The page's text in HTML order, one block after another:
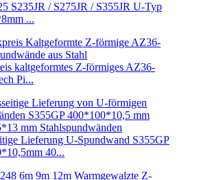
S235JR / S275JR / S355JR U-Typ
...
kaltgeformtes Z-förmiges AZ36-
Pi...
Lieferung U-Spundwand S355GP
40...